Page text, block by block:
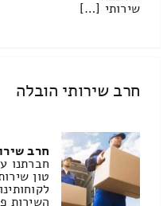
שירותי […]
חרב שירותי הובלה
חרב
טון
השירות